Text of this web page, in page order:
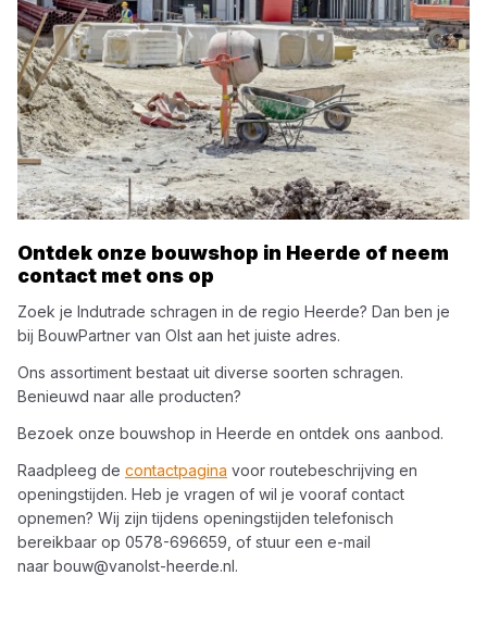
Ontdek onze bouwshop in Heerde of neem
contact met ons op
Zoek je Indutrade schragen in de regio Heerde? Dan ben je
bij BouwPartner van Olst aan het juiste adres.
Ons assortiment bestaat uit diverse soorten schragen.
Benieuwd naar alle producten?
Bezoek onze bouwshop in Heerde en ontdek ons aanbod.
Raadpleeg de contactpagina voor routebeschrijving en
openingstijden. Heb je vragen of wil je vooraf contact
opnemen? Wij zijn tijdens openingstijden telefonisch
bereikbaar op 0578-696659 , of stuur een e-mail
naar bouw@vanolst-heerde.nl.